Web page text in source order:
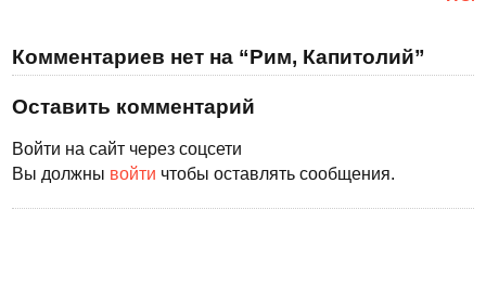
Комментариев нет на “Рим, Капитолий”
Оставить комментарий
Войти на сайт через соцсети
Вы должны войти чтобы оставлять сообщения.